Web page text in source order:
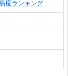
度ランキング